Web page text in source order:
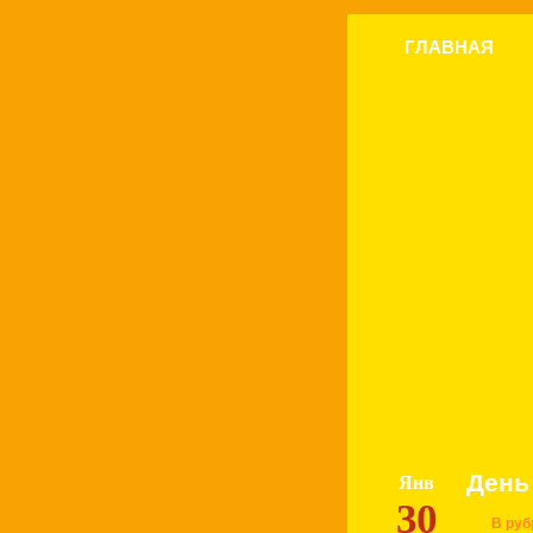
ГЛАВНАЯ
Янв
30
День
В